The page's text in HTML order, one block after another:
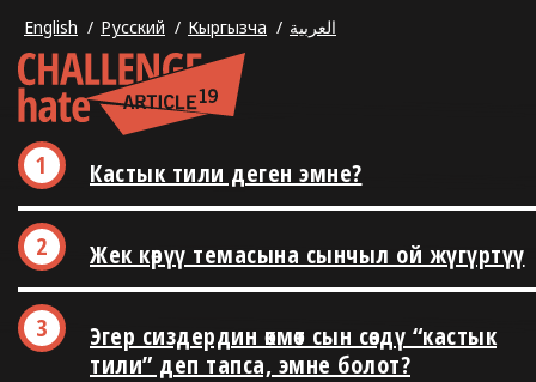
English Русский Кыргызча العربية
Кастык тили деген эмне?
Жек көрүү темасына сынчыл ой жүгүртүү
Эгер сиздердин өкмөт сын сөздү “кастык
тили” деп тапса, эмне болот?